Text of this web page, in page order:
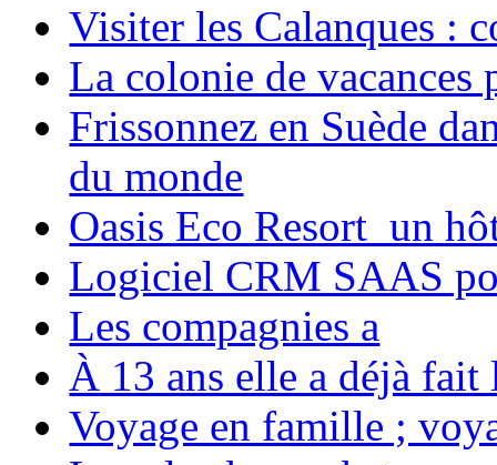
Visiter les Calanques :
La colonie de vacances
Frissonnez en Suède
du monde
Oasis Eco Resort un
Logiciel CRM SAAS
Les compagnies a
À 13 ans elle a déjà
Voyage en famille ;